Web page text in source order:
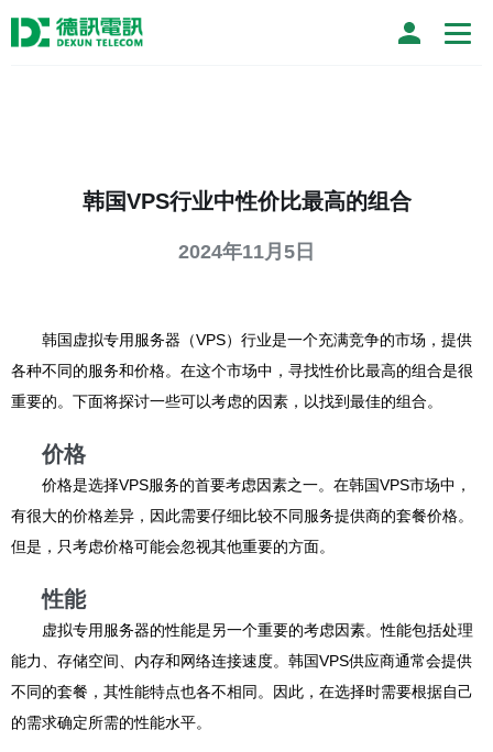
韩国VPS行业中性价比最高的组合
2024年11月5日
韩国虚拟专用服务器（VPS）行业是一个充满竞争的市场，提供
各种不同的服务和价格。在这个市场中，寻找性价比最高的组合是很
重要的。下面将探讨一些可以考虑的因素，以找到最佳的组合。
价格
价格是选择VPS服务的首要考虑因素之一。在韩国VPS市场中，
有很大的价格差异，因此需要仔细比较不同服务提供商的套餐价格。
但是，只考虑价格可能会忽视其他重要的方面。
性能
虚拟专用服务器的性能是另一个重要的考虑因素。性能包括处理
能力、存储空间、内存和网络连接速度。韩国VPS供应商通常会提供
不同的套餐，其性能特点也各不相同。因此，在选择时需要根据自己
的需求确定所需的性能水平。